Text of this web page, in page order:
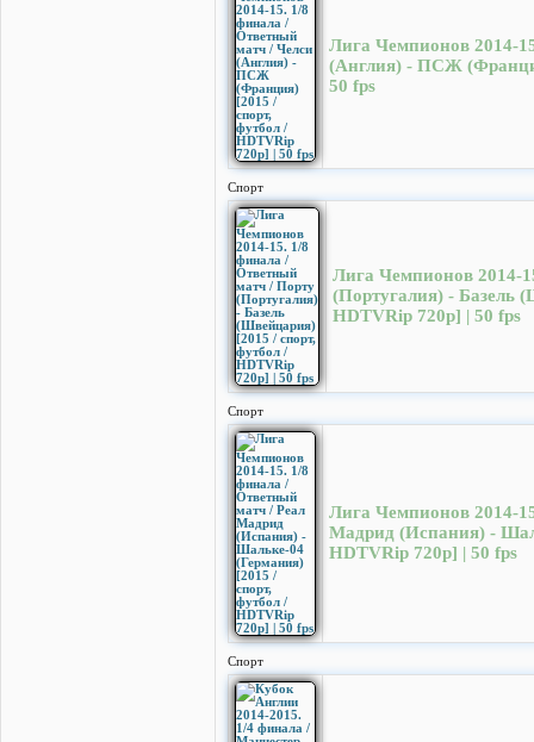
Лига Чемпионов 2014-
(Англия) - ПСЖ
50 fps
Спорт
Лига Чемпионов 2014-
(Португалия) - Базель
HDTVRip 720p] | 50 fps
Спорт
Лига Чемпионов 2014-
Мадрид (Испания) -
HDTVRip 720p] | 50 fps
Спорт